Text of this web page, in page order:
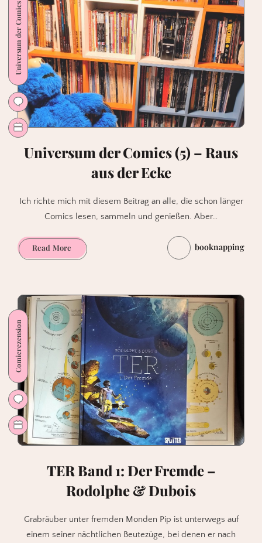
Universum der Comics
Universum der Comics (5) – Raus
aus der Ecke
Ich richte mich mit diesem Beitrag an alle, die schon länger
Comics lesen, sammeln und genießen. Aber…
Read MoreUniversum
der
–
Raus
aus
der
Ecke
booknapping
Comicrezension
TER Band 1: Der Fremde –
Rodolphe & Dubois
Grabräuber unter fremden Monden Pip ist unterwegs auf
einem seiner nächtlichen Beutezüge, bei denen er nach